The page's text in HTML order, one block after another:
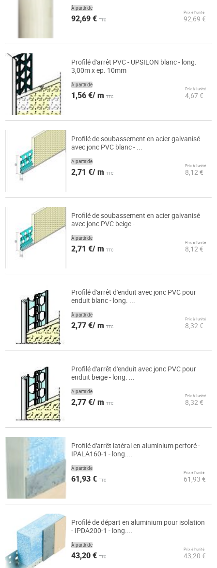
À partir de
92,69 € TTC
Prix à l’unité
92,69 €
Profilé d'arrêt PVC - UPSILON blanc - long.
3,00m x ep. 10mm
À partir de
1,56 €/ m TTC
Prix à l’unité
4,67 €
Profilé de soubassement en acier galvanisé
avec jonc PVC blanc - ...
À partir de
2,71 €/ m TTC
Prix à l’unité
8,12 €
Profilé de soubassement en acier galvanisé
avec jonc PVC beige - ...
À partir de
2,71 €/ m TTC
Prix à l’unité
8,12 €
Profilé d'arrêt d'enduit avec jonc PVC pour
enduit blanc - long. ...
À partir de
2,77 €/ m TTC
Prix à l’unité
8,32 €
Profilé d'arrêt d'enduit avec jonc PVC pour
enduit beige - long. ...
À partir de
2,77 €/ m TTC
Prix à l’unité
8,32 €
Profilé d'arrêt latéral en aluminium perforé -
IPALA160-1 - long....
À partir de
61,93 € TTC
Prix à l’unité
61,93 €
Profilé de départ en aluminium pour isolation
- IPDA200-1 - long....
À partir de
43,20 € TTC
Prix à l’unité
43,20 €